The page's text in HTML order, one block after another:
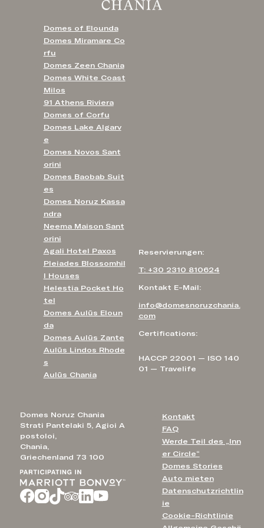
Spitzenweine Griechenlands umfasst. Das
Auswahl an traditionellen Köstlichkeiten und sorgt
für einen himmlischen Start in den Tag.
Domes Noruz Chania
Strati Pantelaki 5, Agioi A
postoloi,
Chania,
Griechenland 73 100
Kontakt
FAQ
Werde Teil des „Inn
er Circle“
Domes Stories
Auto mieten
Datenschutzrichtlin
ie
Cookie-Richtlinie
Reservierungen:
T: +30 2310 810624
Kontakt E-Mail:
info@domesnoruzchania.
com
Certifications:
HACCP 22001 — ISO 140
01 — Travelife
Domes of Elounda
Domes Miramare Co
rfu
Domes Zeen Chania
Domes White Coast
Milos
91 Athens Riviera
Domes of Corfu
Domes Lake Algarv
e
Domes Novos Sant
orini
Domes Baobab Suit
es
Domes Noruz Kassa
ndra
Neema Maison Sant
orini
Agali Hotel Paxos
Pleiades Blossomhil
l Houses
Helestia Pocket Ho
tel
Domes Aulūs Eloun
da
Domes Aulūs Zante
Aulūs Lindos Rhode
s
Aulūs Chania